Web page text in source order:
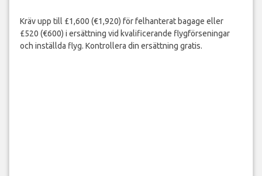
Kräv upp till £1,600 (€1,920) för felhanterat bagage eller
£520 (€600) i ersättning vid kvalificerande flygförseningar
och inställda flyg. Kontrollera din ersättning gratis.